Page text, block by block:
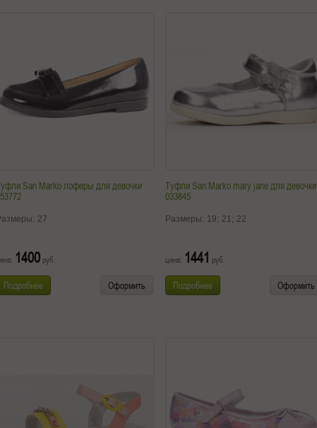
San Marko лоферы для девочки
27
1400 руб.
Подробнее Оформить
Туфли San Marko mary jane для девочки
033845
Размеры: 19; 21; 22
цена: 1441 руб.
Подробнее Оформить